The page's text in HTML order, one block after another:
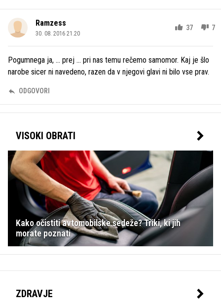
Ramzess
30. 08. 2016 21.20
37 7
Pogumnega ja, ... prej ... pri nas temu rečemo samomor. Kaj je šlo
narobe sicer ni navedeno, razen da v njegovi glavi ni bilo vse prav.
ODGOVORI
VISOKI OBRATI
Kako očistiti avtomobilske sedeže? Triki, ki jih
morate poznati
ZDRAVJE